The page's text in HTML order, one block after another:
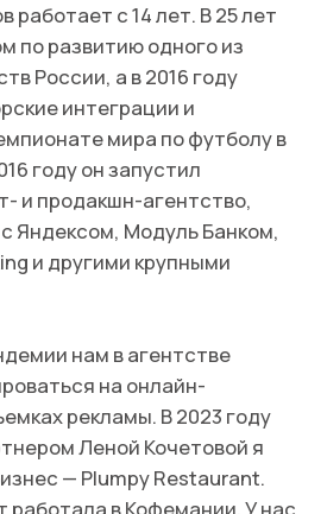
Леной Кочетовой я
— Plumpy Restaurant.
в Кофемании. У нас
наши знания и опыт и
— вспоминает
стали лидерами по
стартапов на Среднем
году в ОАЭ
Дубая вырос на 2,8% —
сектора торговли
как начинал